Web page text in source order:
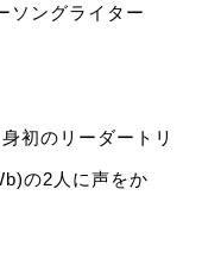
ソングライター
初のリーダートリ
の2人に声をか